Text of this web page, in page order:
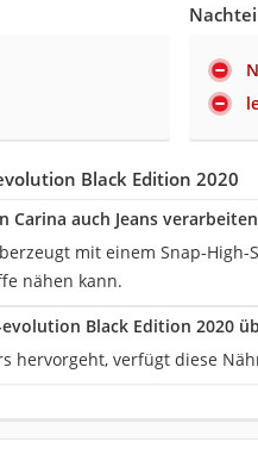
Black Edition 2020
Carina auch Jeans
mit einem Snap-
nähen kann.
Black Edition 2020
hervorgeht, verfügt diese